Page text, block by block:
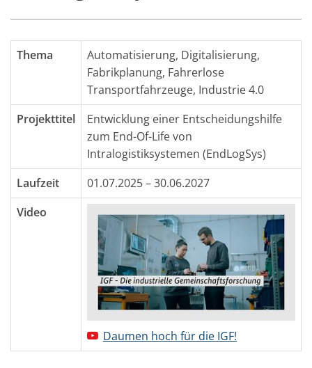
Thema Automatisierung, Digitalisierung,
Fabrikplanung, Fahrerlose
Transportfahrzeuge, Industrie 4.0
Projekttitel
Entwicklung einer Entscheidungshilfe
zum End-Of-Life von
Intralogistiksystemen (EndLogSys)
Laufzeit
01.07.2025 – 30.06.2027
Video
Daumen hoch für die IGF!